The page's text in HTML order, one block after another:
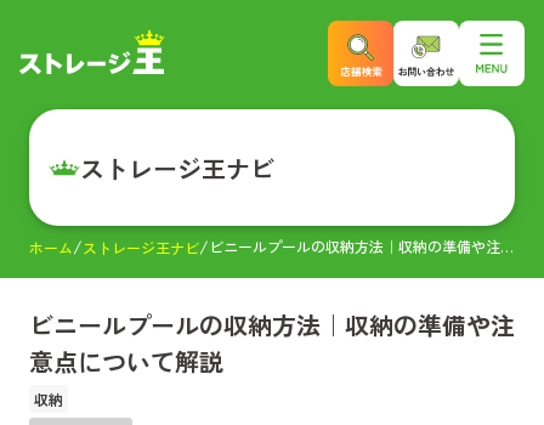
ストレージ王ナビ
ホーム ストレージ王ナビ ビニールプールの収納方法｜収納の準備や注意点について解説
ビニールプールの収納方法｜収納の準備や注
意点について解説
収納